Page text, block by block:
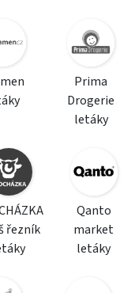
Prima
Drogerie
letáky
řezník
Qanto
market
letáky